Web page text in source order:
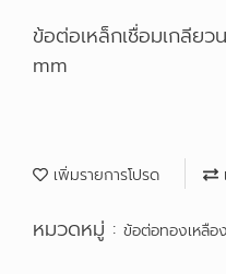
ข้อต่อเหล็กเชื่อมเกลีย
mm
เพิ่มรายการโปรด
หมวดหมู่ : ข้อต่อทองเหลื